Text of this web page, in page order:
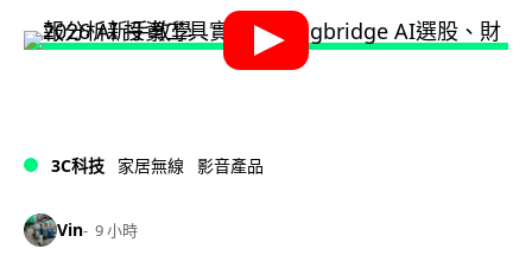
3C科技 家居無線 影音產品
Vin 9 小時